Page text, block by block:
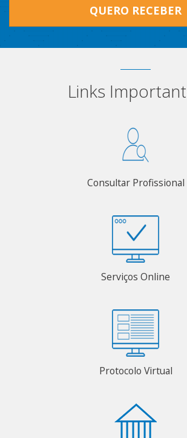
QUERO RECEBER
Links
Consultar Profissional
Serviços Online
Protocolo Virtual